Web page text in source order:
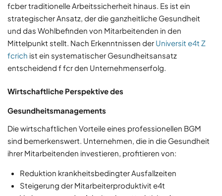
fcber traditionelle Arbeitssicherheit hinaus. Es ist ein
strategischer Ansatz, der die ganzheitliche Gesundheit
und das Wohlbefinden von Mitarbeitenden in den
Mittelpunkt stellt. Nach Erkenntnissen der Universit e4t Z
fcrich ist ein systematischer Gesundheitsansatz
entscheidend f fcr den Unternehmenserfolg.
Wirtschaftliche Perspektive des
Gesundheitsmanagements
Die wirtschaftlichen Vorteile eines professionellen BGM
sind bemerkenswert. Unternehmen, die in die Gesundheit
ihrer Mitarbeitenden investieren, profitieren von:
Reduktion krankheitsbedingter Ausfallzeiten
Steigerung der Mitarbeiterproduktivit e4t